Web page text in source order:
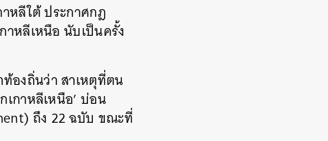
หลีใต้ ประกาศกฎ
าหลีเหนือ นับเป็นครั้ง
องถิ่นว่า สาเหตุที่ตน
กาหลีเหนือ’ บ่อน
ถึง 22 ฉบับ ขณะที่